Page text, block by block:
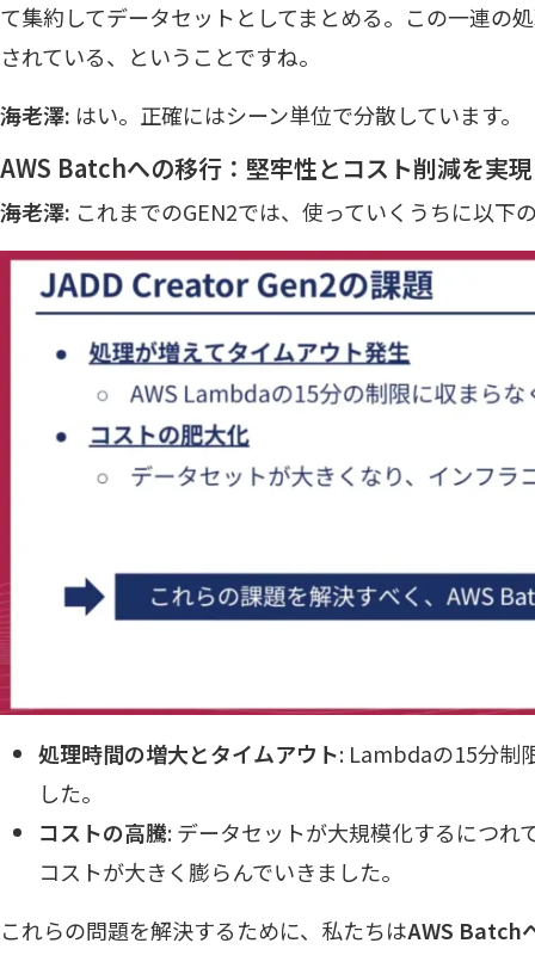
て集約してデータセットとしてまとめる。この一連の
されている、ということですね。
海老澤: はい。正確にはシーン単位で分散しています。
AWS Batchへの移行：堅牢性とコスト削減を実現
海老澤: これまでのGEN2では、使っていくうちに以下
処理時間の増大とタイムアウト: Lambdaの15分制
した。
コストの高騰: データセットが大規模化するにつれ
コストが大きく膨らんでいきました。
これらの問題を解決するために、私たちはAWS Batch